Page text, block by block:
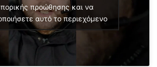
προώθησης και να
αυτό το περιεχόμενο